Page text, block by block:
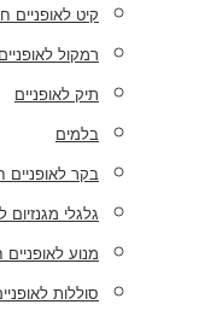
קיט לאופניים
רמקול לאופניים
תיק לאופניים
בלמים
בקר לאופניים
גלגלי מגנזיום
מנוע
סוללות